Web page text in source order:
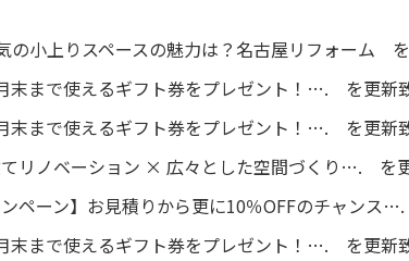
の小上りスペースの魅力は？名古屋リフォーム
末まで使えるギフト券をプレゼント！…. を更新
末まで使えるギフト券をプレゼント！…. を更新
てリノベーション × 広々とした空間づくり…. を
ンペーン】お見積りから更に10％OFFのチャンス
末まで使えるギフト券をプレゼント！…. を更新